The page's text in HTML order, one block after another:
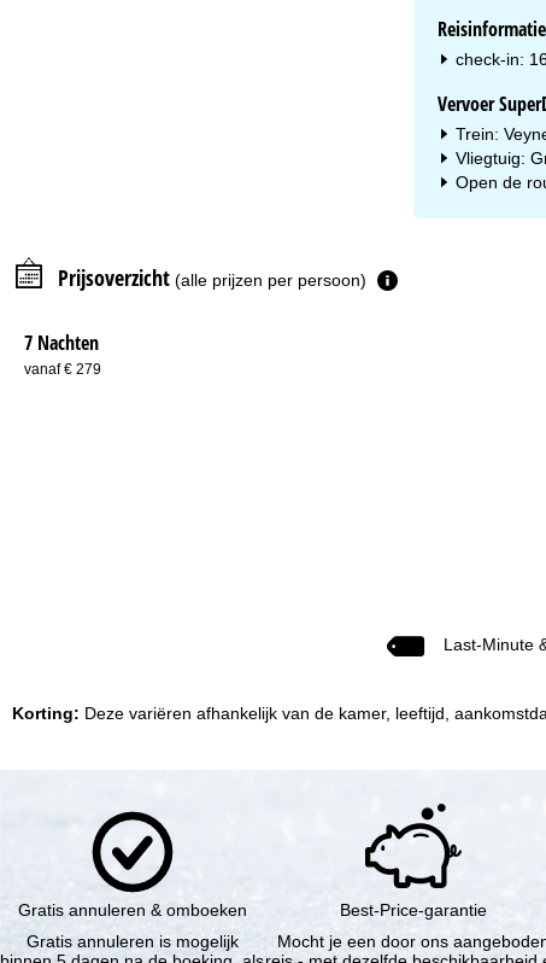
Reisinformatie
check-in:
Vervoer
Trein:
Vliegtuig:
Open de
Prijsoverzicht (alle prijzen per persoon)
7 Nachten
vanaf € 279
Last-Minute
Korting: Deze variëren afhankelijk van de kamer, leeftijd,
Gratis annuleren & omboeken
Gratis annuleren is mogelijk
Best-Price-garantie
Mocht je een door ons